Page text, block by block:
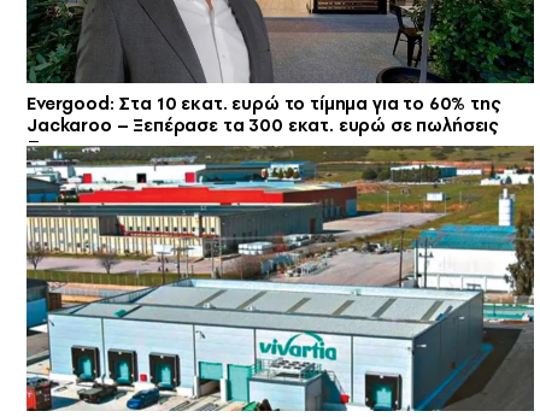
Evergood: Στα 10 εκατ. ευρώ το τίμημα για το 60% της
Jackaroo – Ξεπέρασε τα 300 εκατ. ευρώ σε πωλήσεις